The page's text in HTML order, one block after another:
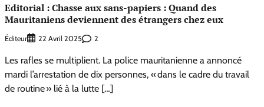
Editorial : Chasse aux sans-papiers : Quand des
Mauritaniens deviennent des étrangers chez eux
Éditeur 22 Avril 2025 2
Les rafles se multiplient. La police mauritanienne a annoncé
mardi l’arrestation de dix personnes, « dans le cadre du travail
de routine » lié à la lutte […]